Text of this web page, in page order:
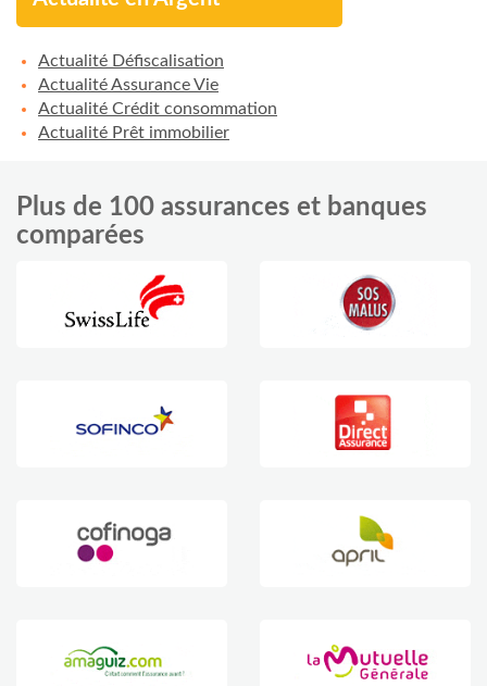
Actualité Défiscalisation
Actualité Assurance Vie
Actualité Crédit consommation
Actualité Prêt immobilier
Plus de 100 assurances et banques
comparées